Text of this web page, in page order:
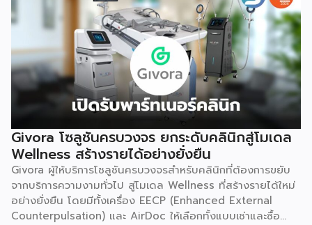
Givora โซลูชันครบวงจร ยกระดับคลินิกสู่โมเดล
Wellness สร้างรายได้อย่างยั่งยืน
Givora ผู้ให้บริการโซลูชันครบวงจรสำหรับคลินิกที่ต้องการขยับ
จากบริการความงามทั่วไป สู่โมเดล Wellness ที่สร้างรายได้ใหม่
อย่างยั่งยืน โดยมีทั้งเครื่อง EECP (Enhanced External
Counterpulsation) และ AirDoc ให้เลือกทั้งแบบเช่าและซื้อ